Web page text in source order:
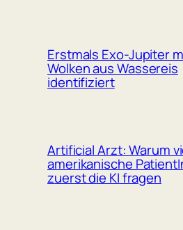
Erstmals Exo-Jupiter
Wolken aus Wassereis
identifiziert
Artificial Arzt: Warum
amerikanische
zuerst die KI fragen